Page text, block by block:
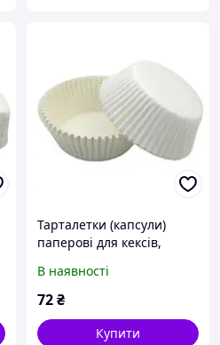
Тарталетки (капсули)
паперові для кексів,
В наявності
72₴
Купити